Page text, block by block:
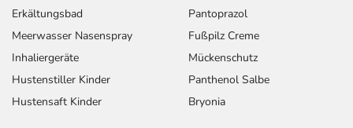
Erkältungsbad
Meerwasser Nasenspray
Inhaliergeräte
Hustenstiller Kinder
Hustensaft Kinder
Pantoprazol
Fußpilz Creme
Mückenschutz
Panthenol Salbe
Bryonia